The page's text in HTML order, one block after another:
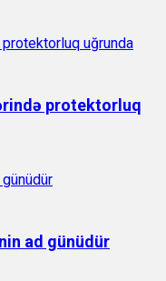
protektorluq
ad günüdür